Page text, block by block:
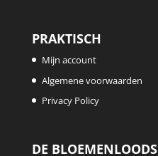
PRAKTISCH
Mijn account
Algemene voorwaarden
Privacy Policy
DE BLOEMENLOODS